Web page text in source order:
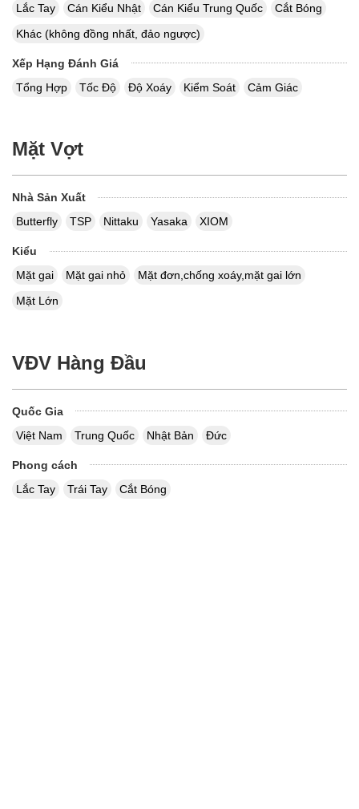
Lắc Tay
Cán Kiểu Nhật Cán Kiểu Trung Quốc
Cắt Bóng
Khác (không đồng nhất, đảo ngược)
Xếp Hạng Đánh Giá
Tổng Hợp
Tốc Độ Độ Xoáy Kiểm Soát Cảm Giác
Mặt Vợt
Nhà Sản Xuất
Butterfly
TSP Nittaku Yasaka XIOM
Kiểu
Mặt gai
Mặt gai nhỏ
Mặt đơn,chống xoáy,mặt gai lớn
Mặt Lớn
VĐV Hàng Đầu
Quốc Gia
Việt Nam
Trung Quốc Nhật Bản Đức
Phong cách
Lắc Tay
Trái Tay Cắt Bóng